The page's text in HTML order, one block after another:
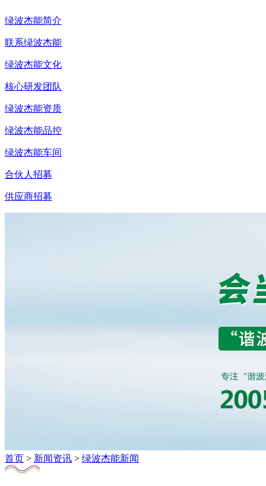
绿波杰能简介
联系绿波杰能
绿波杰能文化
核心研发团队
绿波杰能资质
绿波杰能品控
绿波杰能车间
合伙人招募
供应商招募
首页 > 新闻资讯 > 绿波杰能新闻